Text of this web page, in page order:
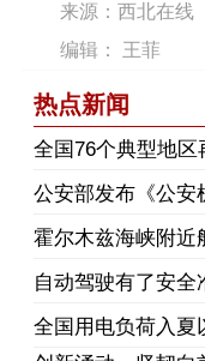
来源：西北在线
编辑： 王菲
热点新闻
全国76个典型地
公安部发布《公安
霍尔木兹海峡附近
自动驾驶有了安
全国用电负荷入夏